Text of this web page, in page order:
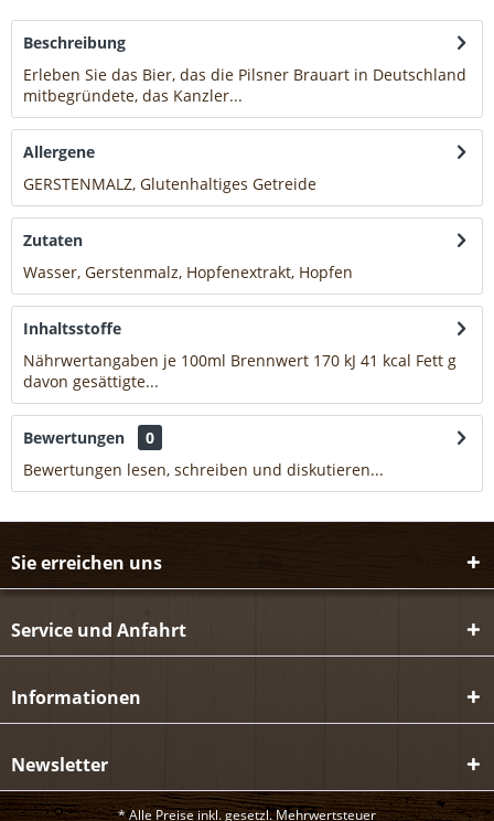
Beschreibung
Erleben Sie das Bier, das die Pilsner Brauart in Deutschland
mitbegründete, das Kanzler...
Allergene
GERSTENMALZ, Glutenhaltiges Getreide
Zutaten
Wasser, Gerstenmalz, Hopfenextrakt, Hopfen
Inhaltsstoffe
Nährwertangaben je 100ml Brennwert 170 kJ 41 kcal Fett g
davon gesättigte...
Bewertungen
0
Bewertungen lesen, schreiben und diskutieren...
Sie erreichen uns
Service und Anfahrt
Informationen
Newsletter
* Alle Preise inkl. gesetzl. Mehrwertsteuer